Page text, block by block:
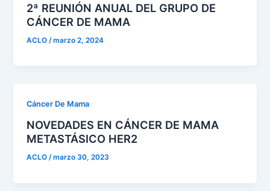
2ª REUNIÓN ANUAL DEL GRUPO DE
CÁNCER DE MAMA
ACLO /marzo 2, 2024
Cáncer De Mama
NOVEDADES EN CÁNCER DE MAMA
METASTÁSICO HER2
ACLO/marzo 30, 2023